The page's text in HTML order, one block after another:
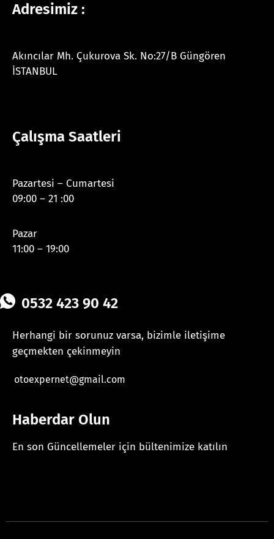
Adresimiz :
Akıncılar Mh. Çukurova Sk. No:27/B Güngören
İSTANBUL
Çalışma Saatleri
Pazartesi – Cumartesi
09:00 – 21 :00
Pazar
11:00 – 19:00
0532 423 90 42
Herhangi bir sorunuz varsa, bizimle iletişime
geçmekten çekinmeyin
otoexpernet@gmail.com
Haberdar Olun
En son Güncellemeler için bültenimize katılın